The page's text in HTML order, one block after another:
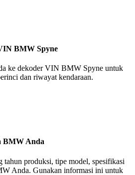
BMW Spyne
ke dekoder VIN BMW Spyne untuk
dan riwayat kendaraan.
BMW Anda
tahun produksi, tipe model, spesifikasi
Anda. Gunakan informasi ini untuk